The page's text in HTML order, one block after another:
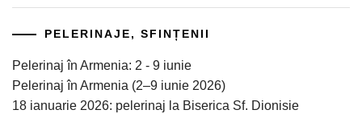
PELERINAJE, SFINȚENII
Pelerinaj în Armenia: 2 - 9 iunie
Pelerinaj în Armenia (2–9 iunie 2026)
18 ianuarie 2026: pelerinaj la Biserica Sf. Dionisie